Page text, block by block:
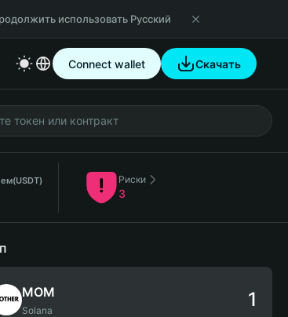
использовать Русский
Connect wallet Скачать
(USDT) Риски
3
MOM
Solana